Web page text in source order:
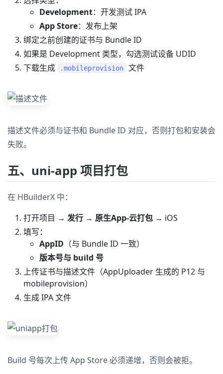
Development：开发测试 IPA
App Store：发布上架
绑定之前创建的证书与 Bundle ID
如果是 Development 类型，勾选测试设备 UDID
下载生成
.mobileprovision 文件
描述文件必须与证书和 Bundle ID 对应，否则打包和安装会
失败。
五、uni-app 项目打包
在 HBuilderX 中：
打开项目 → 发行 → 原生App-云打包 → iOS
填写：
AppID （与 Bundle ID 一致）
版本号与 build 号
上传证书与描述文件（AppUploader 生成的 P12 与
mobileprovision）
生成 IPA 文件
Build 号每次上传 App Store 必须递增，否则会被拒。